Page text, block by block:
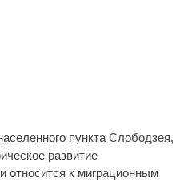
пункта Слободзея,
развитие
относится к миграционным